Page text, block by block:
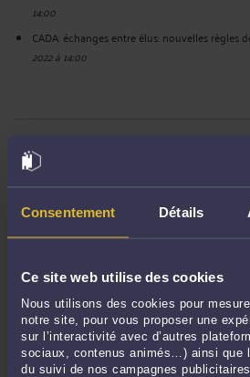
Consentement Détails
Ce site web utilise des cookies
Nous utilisons des cookies pour
notre site, pour vous proposer une
sur l’interactivité avec d’autres
sociaux, contenus animés…) ainsi que
du suivi de nos campagnes
14:00
CADA: échanges entre élus: nouvelles règles
2022 à 14:00
RECHERCHE
ARCHIVES